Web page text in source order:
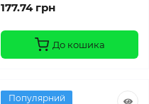
177.74 грн
До кошика
Популярний